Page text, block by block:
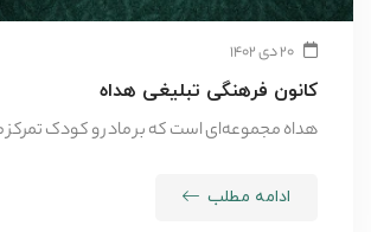
۲۰ دی ۱۴۰۲
کانون فرهنگی تبلیغی هداه
هداه مجموعه‌ای است که بر مادر و کودک
ادامه مطلب